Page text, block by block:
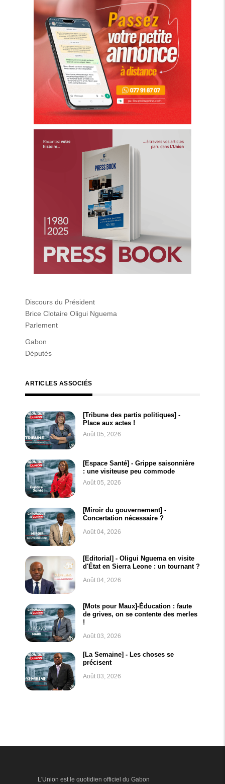
Discours du Président
Brice Clotaire Oligui Nguema
Parlement
Gabon
Députés
ARTICLES ASSOCIÉS
[Tribune des partis politiques] -
Place aux actes !
Août 05, 2026
[Espace Santé] - Grippe saisonnière
: une visiteuse peu commode
Août 05, 2026
[Miroir du gouvernement] -
Concertation nécessaire ?
Août 04, 2026
[Editorial] - Oligui Nguema en visite
d'État en Sierra Leone : un tournant ?
Août 04, 2026
[Mots pour Maux]-Éducation : faute
de grives, on se contente des merles
!
Août 03, 2026
[La Semaine] - Les choses se
précisent
Août 03, 2026
L'Union est le quotidien officiel du Gabon